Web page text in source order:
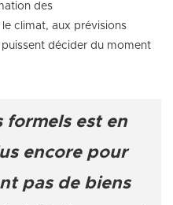
des
climat, aux prévisions
décider du moment
formels est en
encore pour
pas de biens